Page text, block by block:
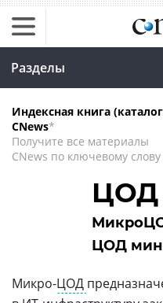
Разделы
Индексная книга
CNews*
Получите все материалы
CNews по ключевому слову
ЦОД
ЦОД
Микро-ЦОД